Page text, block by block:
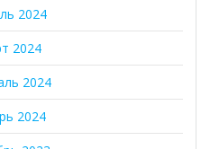
2024
2024
2024
2024